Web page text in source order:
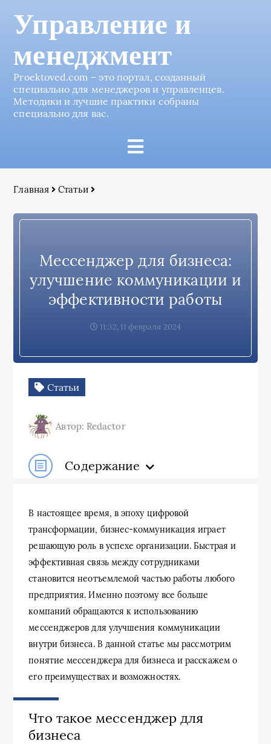
Управление и
менеджмент
Proektoved.com – это портал, созданный
специально для менеджеров и управленцев.
Методики и лучшие практики собраны
специально для вас.
Главная Статьи
Мессенджер для бизнеса:
улучшение коммуникации и
эффективности работы
11:32, 11 февраля 2024
Статьи
Автор: Redactor
Содержание
В настоящее время, в эпоху цифровой
трансформации, бизнес-коммуникация играет
решающую роль в успехе организации. Быстрая и
эффективная связь между сотрудниками
становится неотъемлемой частью работы любого
предприятия. Именно поэтому все больше
компаний обращаются к использованию
мессенджеров для улучшения коммуникации
внутри бизнеса. В данной статье мы рассмотрим
понятие мессенджера для бизнеса и расскажем о
его преимуществах и возможностях.
Что такое мессенджер для
бизнеса